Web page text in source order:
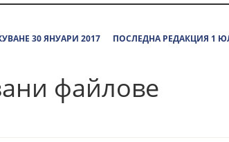
30 ЯНУАРИ 2017 ПОСЛЕДНА РЕДАКЦИЯ 1
файлове